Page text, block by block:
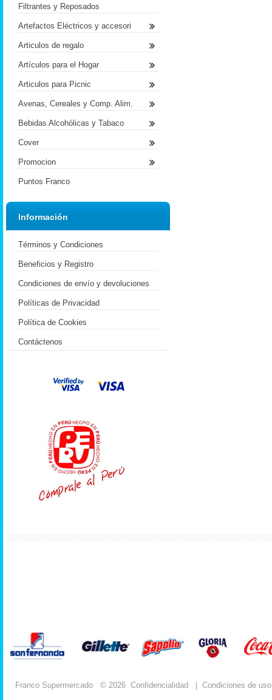
Filtrantes y Reposados
Artefactos Eléctricos y accesori
Articulos de regalo
Artículos para el Hogar
Articulos para Picnic
Avenas, Cereales y Comp. Alim.
Bebidas Alcohólicas y Tabaco
Cover
Promocion
Puntos Franco
Información
Términos y Condiciones
Beneficios y Registro
Condiciones de envío y devoluciones
Políticas de Privacidad
Política de Cookies
Contáctenos
.
Franco Supermercado © 2026 Confidencialidad Condiciones de uso